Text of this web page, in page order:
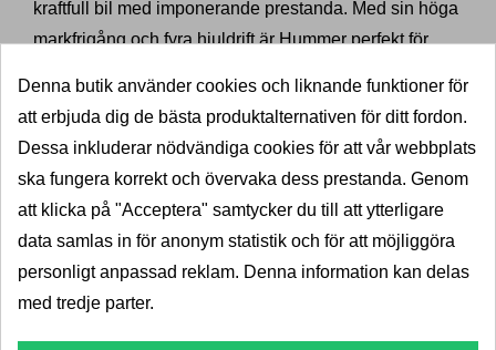
kraftfull bil med imponerande prestanda. Med sin höga
markfrigång och fyra hjuldrift är Hummer perfekt för
De mest populära
bilmodellerna från Hummer
Hummer H1 var den första modellen som
introducerades på marknaden. Det är en stor SUV som
är känd för sin robusta design och kraftfulla prestanda.
H1 har en dragkraft på upp till 3,5 ton, vilket gör den till
Denna butik använder cookies och liknande funktioner för
att erbjuda dig de bästa produktalternativen för ditt fordon.
Dessa inkluderar nödvändiga cookies för att vår webbplats
ska fungera korrekt och övervaka dess prestanda. Genom
att klicka på "Acceptera" samtycker du till att ytterligare
data samlas in för anonym statistik och för att möjliggöra
personligt anpassad reklam. Denna information kan delas
med tredje parter.